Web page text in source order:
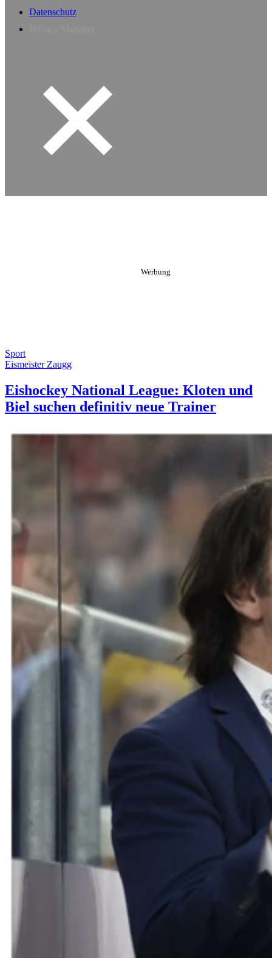
Datenschutz
Sport
Eismeister Zaugg
Eishockey National League: Kloten und
Biel suchen definitiv neue Trainer